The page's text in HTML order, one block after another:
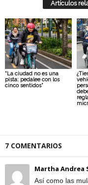
Artículos
“La ciudad no es una
pista: pedalee con los
cinco sentidos”
7 COMENTARIOS
Martha Andrea
Así como las